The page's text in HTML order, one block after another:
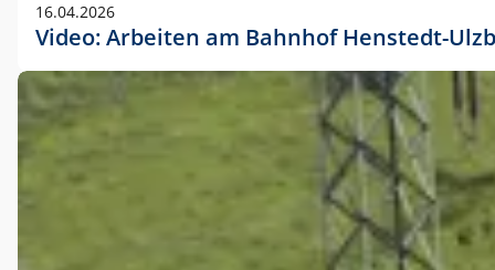
16.04.2026
Video: Arbeiten am Bahnhof Henstedt-